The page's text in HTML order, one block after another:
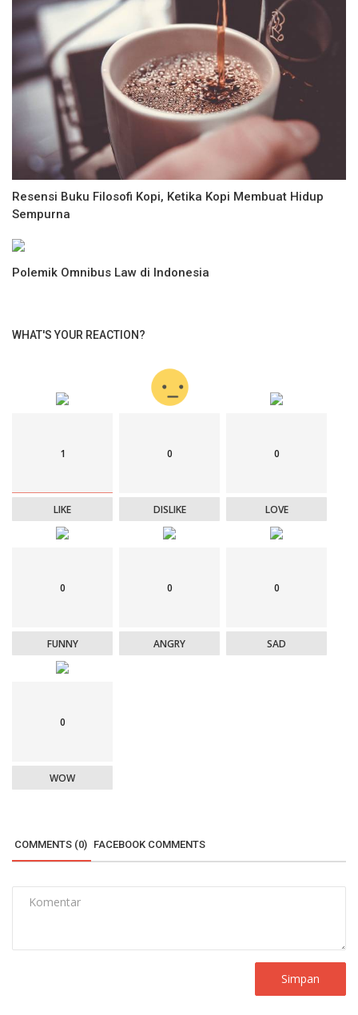
Resensi Buku Filosofi Kopi, Ketika Kopi Membuat Hidup
Sempurna
Polemik Omnibus Law di Indonesia
WHAT'S YOUR REACTION?
1
LIKE
0
DISLIKE
0
LOVE
0
FUNNY
0
ANGRY
0
SAD
0
WOW
COMMENTS (0) FACEBOOK COMMENTS
Simpan